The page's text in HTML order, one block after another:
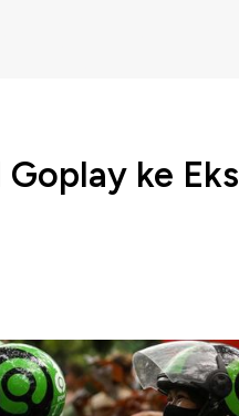
ke Eks